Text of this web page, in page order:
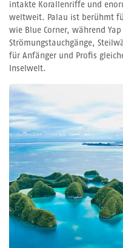
intakte Korallenriffe und
weltweit. Palau ist berühmt
wie Blue Corner, während
Strömungstauchgänge,
für Anfänger und Profis
Inselwelt.